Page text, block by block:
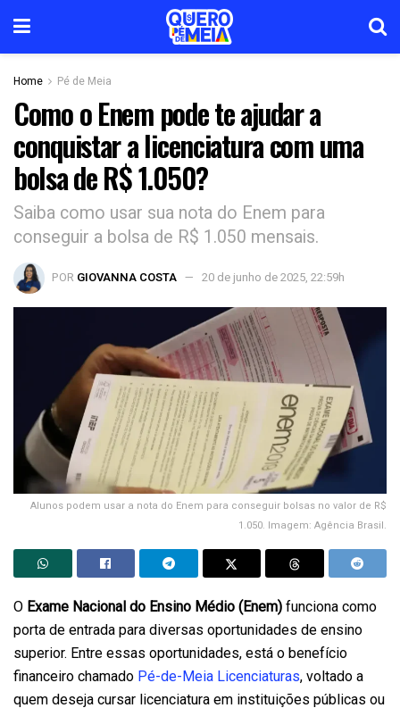
Home Pé de Meia
Como o Enem pode te ajudar a
conquistar a licenciatura com uma
bolsa de R$ 1.050?
Saiba como usar sua nota do Enem para
conseguir a bolsa de R$ 1.050 mensais.
POR GIOVANNA COSTA 20 de junho de 2025, 22:59h
Alunos podem usar a nota do Enem para conseguir bolsas no valor de R$
1.050. Imagem: Agência Brasil.
O Exame Nacional do Ensino Médio (Enem) funciona como
porta de entrada para diversas oportunidades de ensino
superior. Entre essas oportunidades, está o benefício
financeiro chamado Pé-de-Meia Licenciaturas, voltado a
quem deseja cursar licenciatura em instituições públicas ou